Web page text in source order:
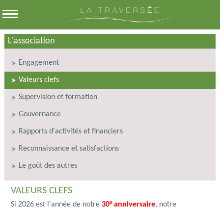
L'association
Engagement
Valeurs clefs
Supervision et formation
Gouvernance
Rapports d'activités et financiers
Reconnaissance et satisfactions
Le goût des autres
VALEURS CLEFS
Si 2026 est l'année de notre 30° anniversaire, notre